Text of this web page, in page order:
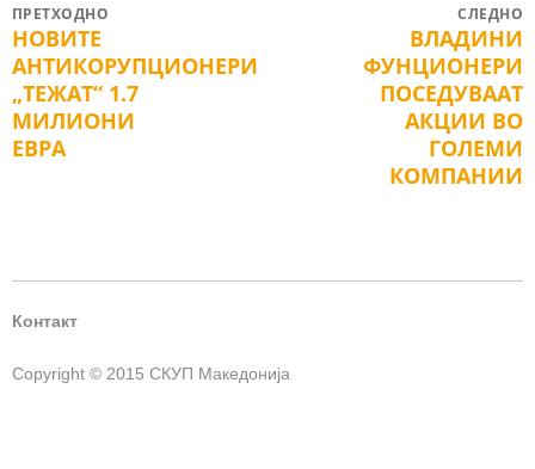
Post
navigation
ПРЕТХОДНО
Previous
post:
НОВИТЕ
АНТИКОРУПЦИОНЕРИ
„ТЕЖАТ“ 1.7
МИЛИОНИ
ЕВРА
СЛЕДНО
post:
ВЛАДИНИ
ФУНЦИОНЕРИ
ПОСЕДУВААТ
АКЦИИ ВО
ГОЛЕМИ
КОМПАНИИ
Контакт
Copyright © 2015 СКУП Македонија